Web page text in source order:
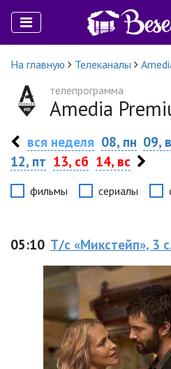
На главную Телеканалы
телепрограмма
Amedia
вся неделя 08, пн 09,
12, пт 13, сб 14, вс
фильмы сериалы
05:10 Т/с «Микстейп», 3